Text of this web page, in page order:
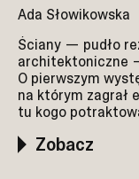
Ada Słowikowska
Ściany — pudło
architektoniczne
O pierwszym
na którym zagrał
tu kogo
Zobacz